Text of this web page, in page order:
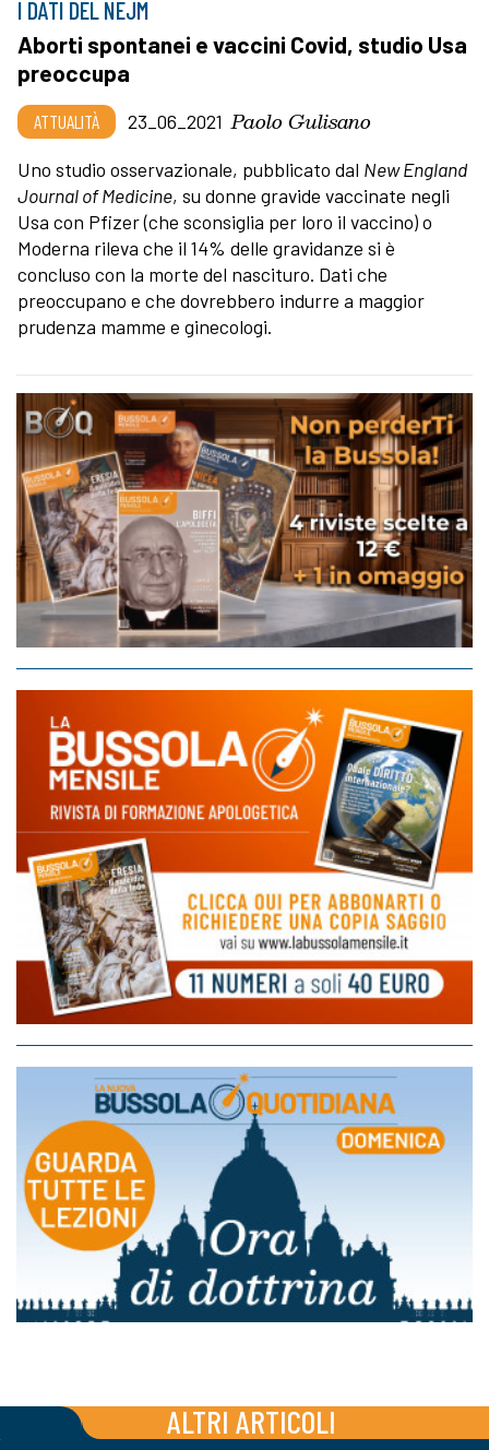
I DATI DEL NEJM
Aborti spontanei e vaccini Covid, studio Usa
preoccupa
ATTUALITÀ 23_06_2021 Paolo Gulisano
Uno studio osservazionale, pubblicato dal New England
Journal of Medicine, su donne gravide vaccinate negli
Usa con Pfizer (che sconsiglia per loro il vaccino) o
Moderna rileva che il 14% delle gravidanze si è
concluso con la morte del nascituro. Dati che
preoccupano e che dovrebbero indurre a maggior
prudenza mamme e ginecologi.
ALTRI ARTICOLI